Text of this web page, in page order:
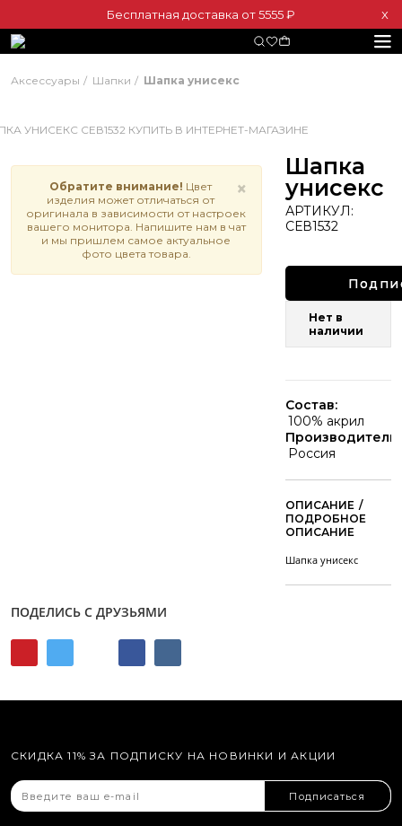
Бесплатная доставка от 5555 ₽ Х
Аксессуары Шапки Шапка унисекс
×
Обратите внимание! Цвет
изделия может отличаться от
оригинала в зависимости от настроек
вашего монитора. Напишите нам в чат
и мы пришлем самое актуальное
фото цвета товара.
Шапка
унисекс
АРТИКУЛ:
СЕВ1532
Нет в
наличии
Состав:
100% акрил
Производитель:
Россия
/
Шапка унисекс
ПОДЕЛИСЬ С ДРУЗЬЯМИ
СКИДКА 11% ЗА ПОДПИСКУ НА НОВИНКИ И АКЦИИ
Подписаться